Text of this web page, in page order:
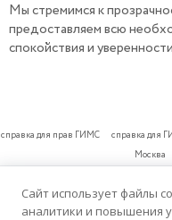
Мы стремимся к
предоставляем всю
спокойствия и
справка для прав ГИМС
справка для
Москва
Сайт использует файлы
аналитики и повышения